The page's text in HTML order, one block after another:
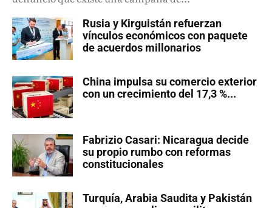
Rusia y Kirguistán refuerzan
vínculos económicos con paquete
de acuerdos millonarios
China impulsa su comercio exterior
con un crecimiento del 17,3 %...
Fabrizio Casari: Nicaragua decide
su propio rumbo con reformas
constitucionales
Turquía, Arabia Saudita y Pakistán